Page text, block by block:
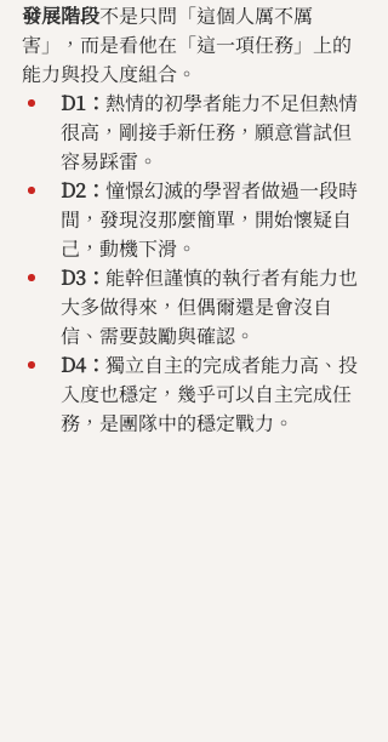
發展階段不是只問「這個人厲不厲
害」，而是看他在「這一項任務」上的
能力與投入度組合。
D1： 熱情的初學者能力不足但熱情
很高，剛接手新任務，願意嘗試但
容易踩雷。
D2： 憧憬幻滅的學習者做過一段時
間，發現沒那麼簡單，開始懷疑自
己，動機下滑。
D3： 能幹但謹慎的執行者有能力也
大多做得來，但偶爾還是會沒自
信、需要鼓勵與確認。
D4： 獨立自主的完成者能力高、投
入度也穩定，幾乎可以自主完成任
務，是團隊中的穩定戰力。